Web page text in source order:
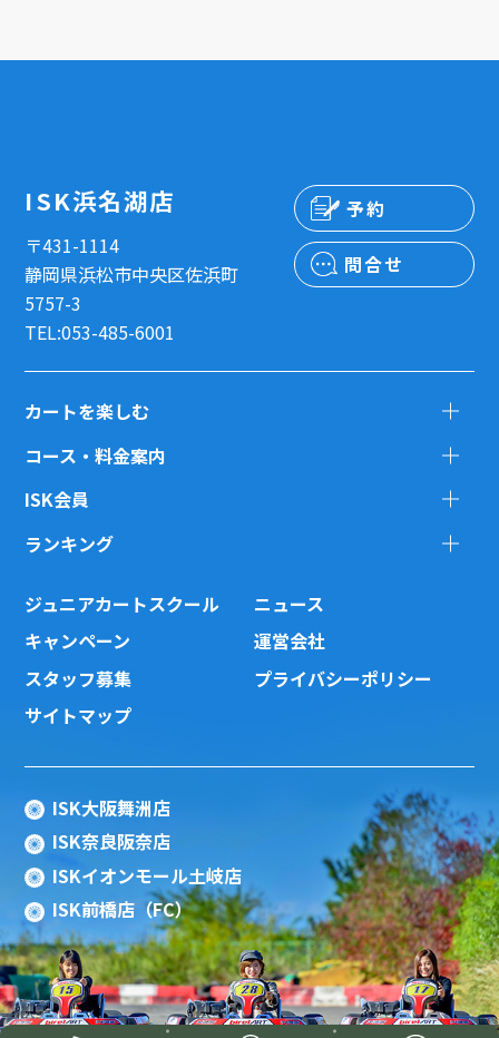
ISK浜名湖店
〒431-1114
静岡県浜松市中央区佐浜町
5757-3
TEL:053-485-6001
予約
問合せ
カートを楽しむ
コース・料金案内
ISK会員
ランキング
ジュニアカートスクール
ニュース
キャンペーン
運営会社
スタッフ募集
プライバシーポリシー
サイトマップ
ISK大阪舞洲店
ISK奈良阪奈店
ISKイオンモール土岐店
ISK前橋店（FC）